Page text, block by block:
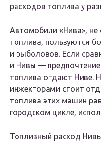
расходов топлива у
Автомобили «Нива», не
топлива, пользуются
и рыболовов. Если
и Нивы —
топлива отдают Ниве.
инжекторами стоит
топлива этих машин
городском цикле,
Топливный расход